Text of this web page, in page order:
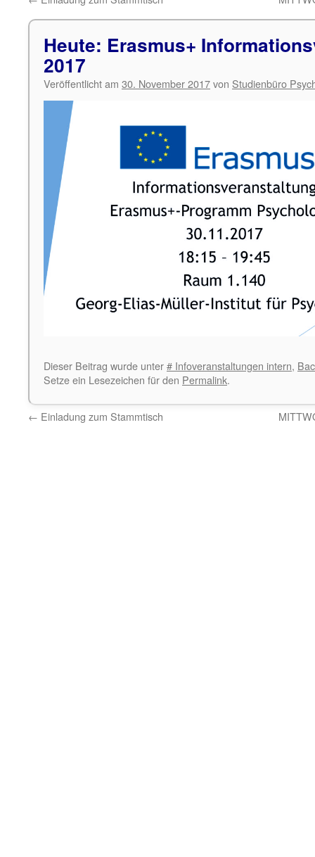
Heute: Erasmus+
2017
Veröffentlicht am 30. November 2017von Studienbüro
Dieser Beitrag wurde unter# Infoveranstaltungen intern,
Setze ein Lesezeichen für den Permalink.
← Einladung zum Stammtisch